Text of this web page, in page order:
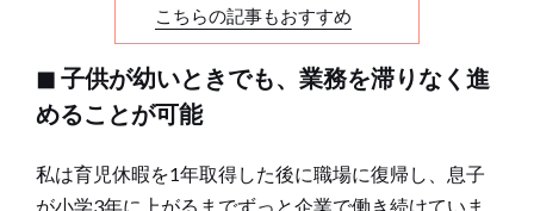
こちらの記事もおすすめ
◼︎ 子供が幼いときでも、業務を滞りなく進
めることが可能
私は育児休暇を1年取得した後に職場に復帰し、息子
が小学3年に上がるまでずっと企業で働き続けていま